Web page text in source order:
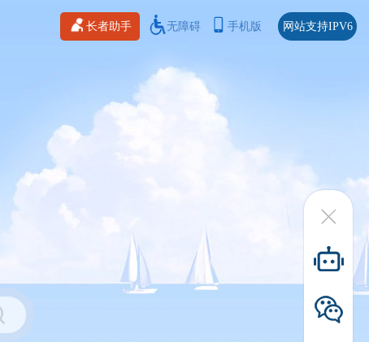
长者助手 无障碍 手机版 网站支持IPV6